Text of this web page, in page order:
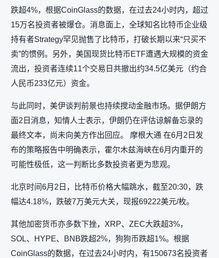
跌超4%，根据CoinGlass的数据，在过去24小时内，超过
15万名投资者被爆仓。消息面上，全球知名比特币企业级
持有者Strategy罕见抛售了比特币，打破长期以来“只买不
卖”的惯例。另外，美国现货比特币ETF遭遇大规模的资金
流出，投资者连续11个交易日共撤出约34.5亿美元（约合
人民币233亿元）资金。
与此同时，美伊谈判前景也持续搅动金融市场。据伊朗方
面2日消息，知情人士表示，伊朗仍在评估谅解备忘录的
最终文本，尚未向美方作出回应。 摩根大通 在6月2日发
布的策略报告中明确表示，霍尔木兹海峡在6月内重开的
可能性极低，这一判断比多数投资者更为悲观。
北京时间6月2日，比特币价格大幅跳水，截至20:30，跌
幅达4.18%，跌破7万美元大关，现报69222美元/枚。
其他加密货币亦多数下挫，XRP、ZEC大跌超3%，
SOL、HYPE、BNB跌超2%，狗狗币跌超1%。根据
CoinGlass的数据，在过去24小时内，有150673名投资者